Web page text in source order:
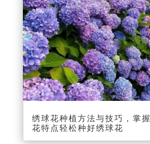
绣球花种植方法与技巧，掌
花特点轻松种好绣球花